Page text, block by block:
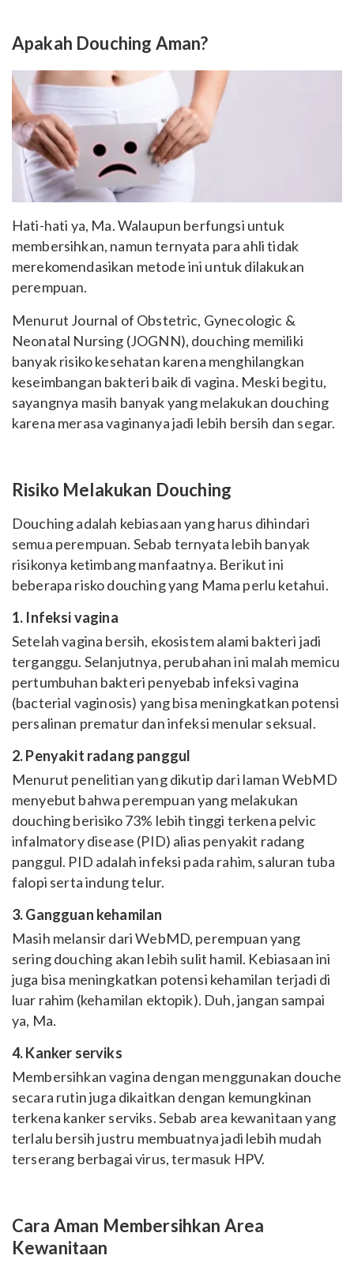
Apakah Douching Aman?
Hati-hati ya, Ma. Walaupun berfungsi untuk
membersihkan, namun ternyata para ahli tidak
merekomendasikan metode ini untuk dilakukan
perempuan.
Menurut Journal of Obstetric, Gynecologic &
Neonatal Nursing (JOGNN), douching memiliki
banyak risiko kesehatan karena menghilangkan
keseimbangan bakteri baik di vagina. Meski begitu,
sayangnya masih banyak yang melakukan douching
karena merasa vaginanya jadi lebih bersih dan segar.
Risiko Melakukan Douching
Douching adalah kebiasaan yang harus dihindari
semua perempuan. Sebab ternyata lebih banyak
risikonya ketimbang manfaatnya. Berikut ini
beberapa risko douching yang Mama perlu ketahui.
1. Infeksi vagina
Setelah vagina bersih, ekosistem alami bakteri jadi
terganggu. Selanjutnya, perubahan ini malah memicu
pertumbuhan bakteri penyebab infeksi vagina
(bacterial vaginosis) yang bisa meningkatkan potensi
persalinan prematur dan infeksi menular seksual.
2. Penyakit radang panggul
Menurut penelitian yang dikutip dari laman WebMD
menyebut bahwa perempuan yang melakukan
douching berisiko 73% lebih tinggi terkena pelvic
infalmatory disease (PID) alias penyakit radang
panggul. PID adalah infeksi pada rahim, saluran tuba
falopi serta indung telur.
3. Gangguan kehamilan
Masih melansir dari WebMD, perempuan yang
sering douching akan lebih sulit hamil. Kebiasaan ini
juga bisa meningkatkan potensi kehamilan terjadi di
luar rahim (kehamilan ektopik). Duh, jangan sampai
ya, Ma.
4. Kanker serviks
Membersihkan vagina dengan menggunakan douche
secara rutin juga dikaitkan dengan kemungkinan
terkena kanker serviks. Sebab area kewanitaan yang
terlalu bersih justru membuatnya jadi lebih mudah
terserang berbagai virus, termasuk HPV.
Cara Aman Membersihkan Area
Kewanitaan